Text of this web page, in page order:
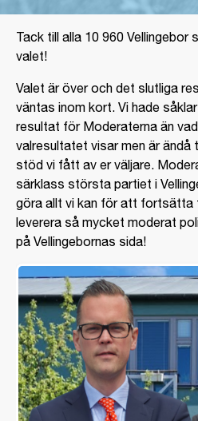
Tack till alla 10 960
valet!
Valet är över och det slutliga
väntas inom kort. Vi hade
resultat för Moderaterna än
valresultatet visar men är
stöd vi fått av er väljare.
särklass största partiet i
göra allt vi kan för att fortsätta
leverera så mycket moderat
på Vellingebornas sida!